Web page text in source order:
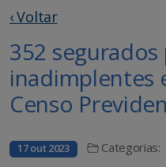
‹ Voltar
352
inadimplentes
Censo
17 out 2023 Categorias: